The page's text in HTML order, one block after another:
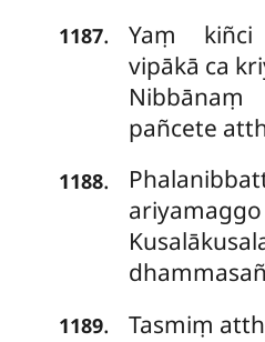
1187.
Yaṃ kiñci
vipākā ca
pañcete
1188.
1189.
Tasmiṃ